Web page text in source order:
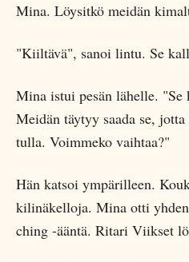
Mina. Löysitkö meidän
"Kiiltävä", sanoi lintu. Se
Mina istui pesän lähelle.
Meidän täytyy saada se,
tulla. Voimmeko vaihtaa?"
Hän katsoi ympärilleen.
kilinäkelloja. Mina otti
ching -ääntä. Ritari Viikset